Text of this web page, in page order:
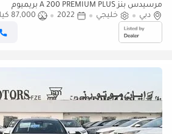
مرسيدس بنز A 200 PREMIUM PLUS بريميوم
دبي
خليجي 2022
87,000 كيلومتر